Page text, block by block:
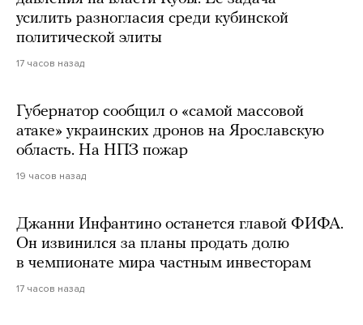
усилить разногласия среди кубинской
политической элиты
17 часов назад
Губернатор сообщил о «самой массовой
атаке» украинских дронов на Ярославскую
область. На НПЗ пожар
19 часов назад
Джанни Инфантино останется главой ФИФА.
Он извинился за планы продать долю
в чемпионате мира частным инвесторам
17 часов назад